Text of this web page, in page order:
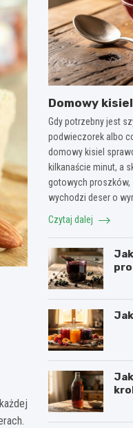
Domowy
Gdy potrzebny jest
podwieczorek albo
domowy kisiel
kilkanaście minut, a
gotowych proszków,
wychodzi deser o
Czytaj dalej